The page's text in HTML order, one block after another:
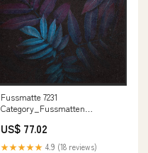
Fussmatte 7231
Category_Fussmatten
US$ 77.02
★★★★★ 4.9 (18 reviews)